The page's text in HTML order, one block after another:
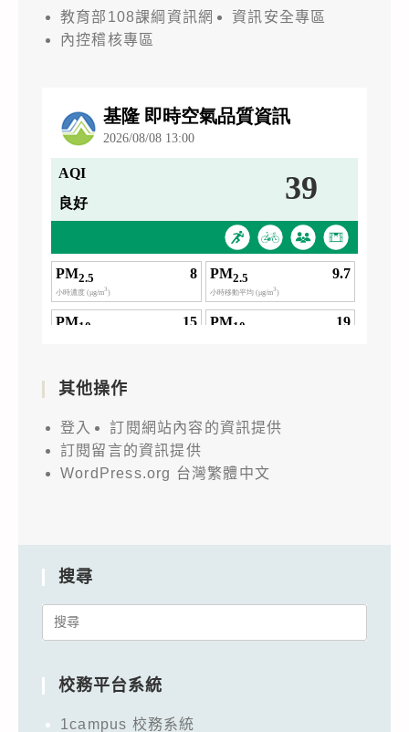
教育部108課綱資訊網
資訊安全專區
內控稽核專區
其他操作
登入
訂閱網站內容的資訊提供
訂閱留言的資訊提供
WordPress.org 台灣繁體中文
搜尋
Search
校務平台系統
1campus 校務系統